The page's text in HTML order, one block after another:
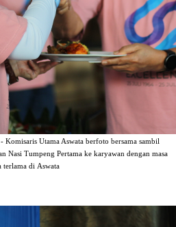
Utama Aswata berfoto bersama sambil
Nasi Tumpeng Pertama ke karyawan dengan masa
terlama di Aswata